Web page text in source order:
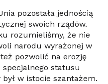
pozostała jednością
swoich rządów.
rozumieliśmy, że nie
narodu wyrażonej w
pozwolić na erozję
statusu
w istocie szantażem.